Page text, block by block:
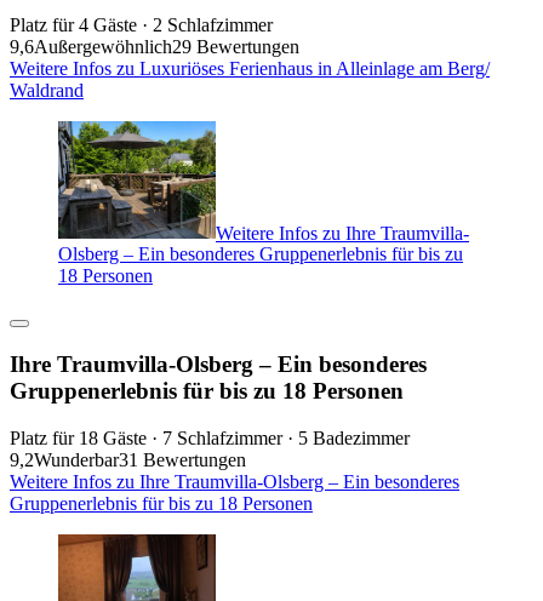
Platz für 4 Gäste · 2 Schlafzimmer
9,6Außergewöhnlich29 Bewertungen
Weitere Infos zu Luxuriöses Ferienhaus in Alleinlage am Berg/
Waldrand
Weitere Infos zu Ihre Traumvilla-
Olsberg – Ein besonderes Gruppenerlebnis für bis zu
18 Personen
Ihre Traumvilla-Olsberg – Ein besonderes
Gruppenerlebnis für bis zu 18 Personen
Platz für 18 Gäste · 7 Schlafzimmer · 5 Badezimmer
9,2Wunderbar31 Bewertungen
Weitere Infos zu Ihre Traumvilla-Olsberg – Ein besonderes
Gruppenerlebnis für bis zu 18 Personen